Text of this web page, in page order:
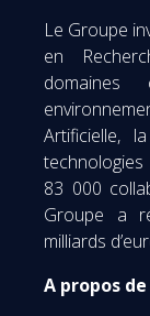
Le Groupe
en
Artificielle,
83 000
Groupe a
milliards
A propos